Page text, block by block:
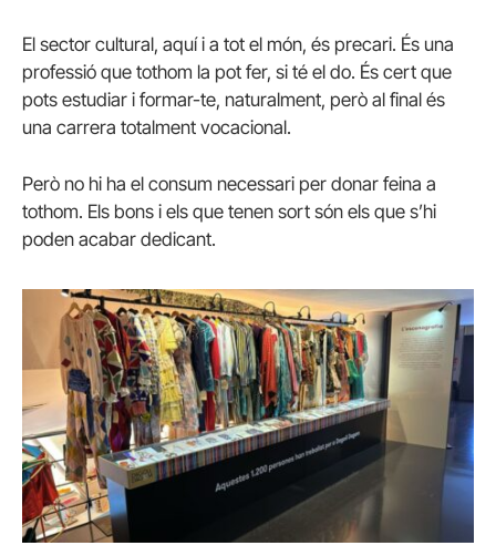
El sector cultural, aquí i a tot el món, és precari. És una
professió que tothom la pot fer, si té el do. És cert que
pots estudiar i formar-te, naturalment, però al final és
una carrera totalment vocacional.
Però no hi ha el consum necessari per donar feina a
tothom. Els bons i els que tenen sort són els que s’hi
poden acabar dedicant.